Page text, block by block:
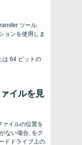
ツール.
ョンを使用しま
ァイルを見
ァイルの位置を
ない場合, をク
ドドライブ上の